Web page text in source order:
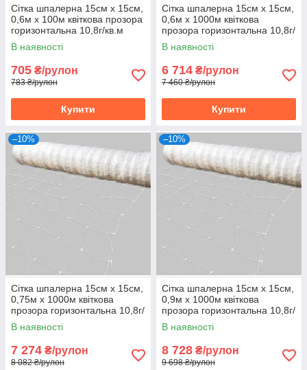
Сітка шпалерна 15см х 15см,
0,6м х 100м квіткова прозора
горизонтальна 10,8г/кв.м
Intermas, Іспанія
В наявності
705 ₴/рулон
783 ₴/рулон
Купити
Сітка шпалерна 15см х 15см,
0,6м х 1000м квіткова
прозора горизонтальна 10,8г/
кв.м Intermas, Іспанія
В наявності
6 714 ₴/рулон
7 460 ₴/рулон
Купити
–10%
Сітка шпалерна 15см х 15см,
0,75м х 1000м квіткова
прозора горизонтальна 10,8г/
кв.м Intermas, Іспанія
В наявності
7 274 ₴/рулон
8 082 ₴/рулон
–10%
Сітка шпалерна 15см х 15см,
0,9м х 1000м квіткова
прозора горизонтальна 10,8г/
кв.м Intermas, Іспанія
В наявності
8 728 ₴/рулон
9 698 ₴/рулон